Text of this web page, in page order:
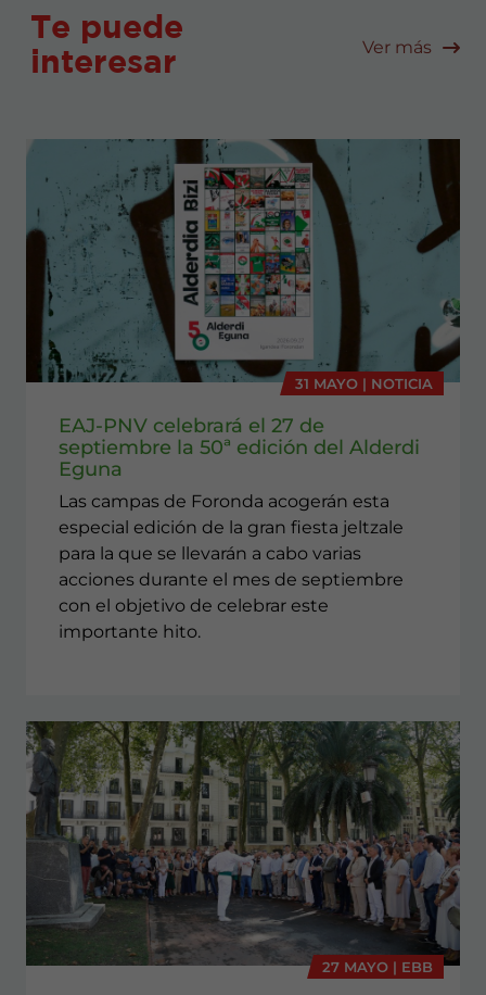
Te puede
interesar
Ver más
31 MAYO | NOTICIA
EAJ-PNV celebrará el 27 de
septiembre la 50ª edición del Alderdi
Eguna
Las campas de Foronda acogerán esta
especial edición de la gran fiesta jeltzale
para la que se llevarán a cabo varias
acciones durante el mes de septiembre
con el objetivo de celebrar este
importante hito.
27 MAYO | EBB